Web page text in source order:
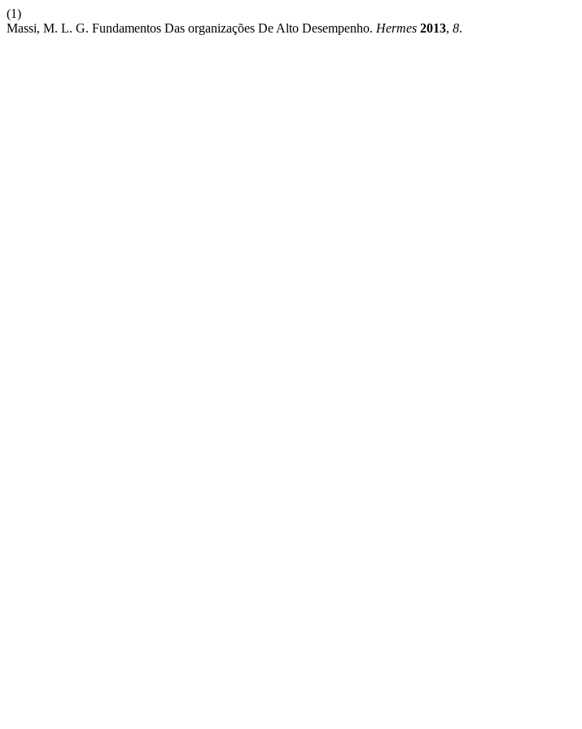
(1)
Massi, M. L. G. Fundamentos Das organizações De Alto Desempenho. Hermes 2013, 8.